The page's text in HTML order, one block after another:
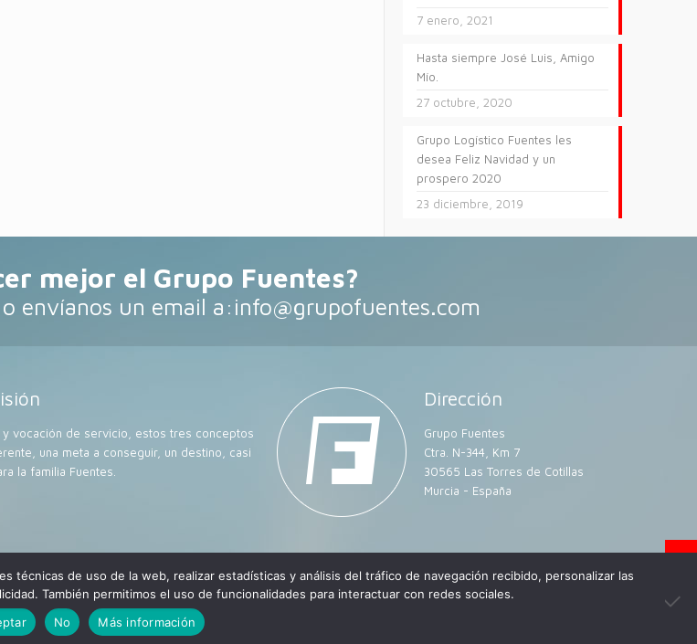
7 enero, 2021
Hasta siempre José Luis, Amigo
Mío.
27 octubre, 2020
Grupo Logístico Fuentes les
desea Feliz Navidad y un
prospero 2020
23 diciembre, 2019
mejor el Grupo Fuentes?
envíanos un email a: info@grupofuentes.com
y vocación de servicio, estos tres conceptos
una meta a conseguir, un destino, casi
la familia Fuentes.
Dirección
Grupo Fuentes
Ctra. N-344, Km 7
30565 Las Torres de Cotillas
Murcia - España
Aviso Legal.. Política de Privacidad. Política de cookies.. Diseño web: Amedida TI
técnicas de uso de la web, realizar estadísticas y análisis del tráfico de navegación recibido, personalizar las
También permitimos el uso de funcionalidades para interactuar con redes sociales.
No Más información